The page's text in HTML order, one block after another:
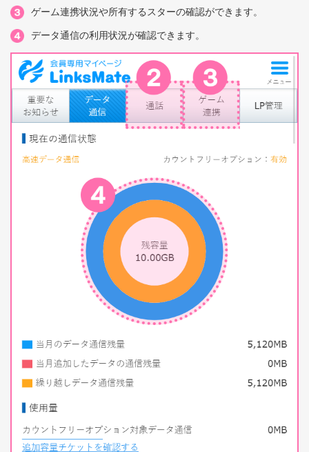
ゲーム連携状況や所有するスターの確認ができます。
データ通信の利用状況が確認できます。